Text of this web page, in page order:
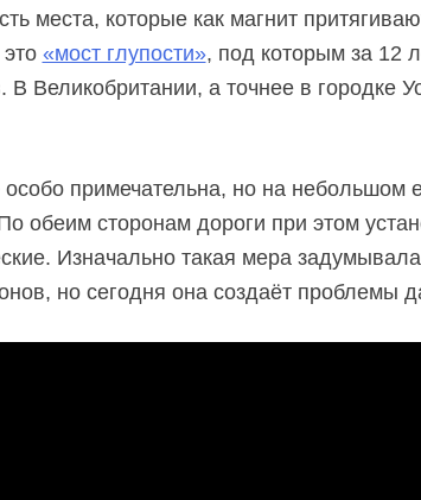
места, которые как магнит
«мост глупости», под которым за 12
В Великобритании, а точнее в городке
примечательна, но на небольшом
обеим сторонам дороги при этом
Изначально такая мера
но сегодня она создаёт проблемы